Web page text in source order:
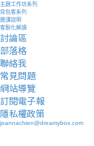
主題工作坊系列
背包客系列
邀課說明
客製化解讀
討論區
部落格
聯絡我
常見問題
網站導覽
訂閱電子報
隱私權政策
joannachien@dreamybox.com